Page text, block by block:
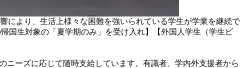
により、生活上様々な困難を強いられている学生が学業を継続で
国生対象の「夏学期のみ」を受け入れ】【外国人学生（学生ビ
ニーズに応じて随時支給しています。有識者、学内外支援者から